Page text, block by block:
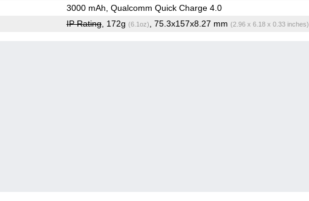
3000 mAh, Qualcomm Quick Charge 4.0
IP Rating, 172g (6.1oz) , 75.3x157x8.27 mm (2.96 x 6.18 x 0.33 inches)